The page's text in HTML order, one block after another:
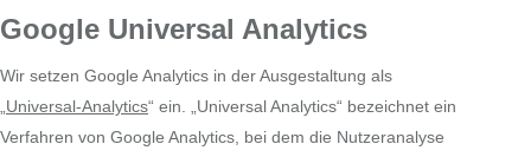
Google Universal Analytics
Wir setzen Google Analytics in der Ausgestaltung als
Universal-Analytics“ ein. „Universal Analytics“ bezeichnet ein
Verfahren von Google Analytics, bei dem die Nutzeranalyse